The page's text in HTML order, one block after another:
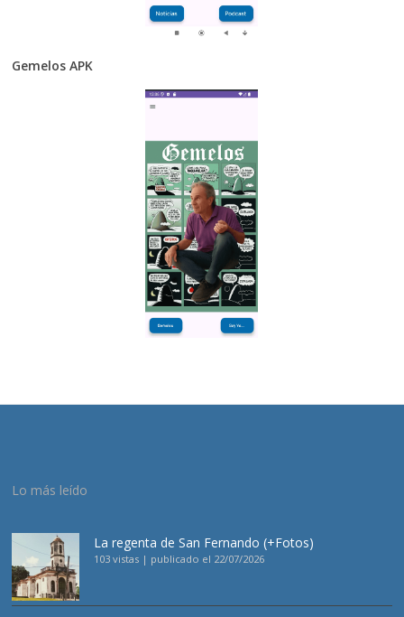
Gemelos APK
Lo más leído
La regenta de San Fernando (+Fotos)
103 vistas | publicado el 22/07/2026